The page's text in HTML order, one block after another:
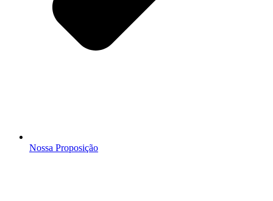
Nossa Proposição